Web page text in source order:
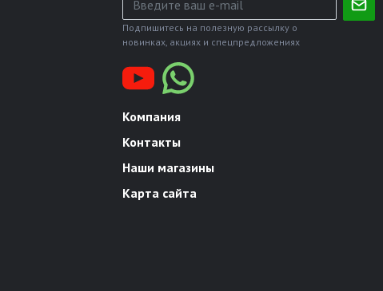
Подпишитесь на полезную рассылку о
новинках, акциях и спецпредложениях
Компания
Контакты
Наши магазины
Карта сайта